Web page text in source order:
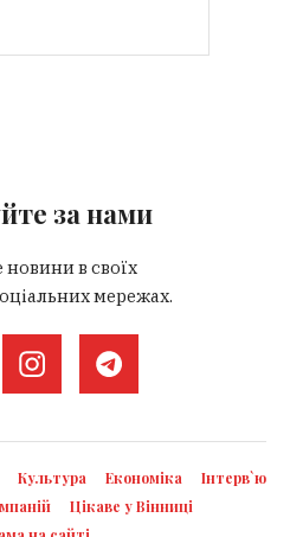
за нами
в своїх
мережах.
Культура Економіка
Інтерв`ю
Цікаве у Вінниці